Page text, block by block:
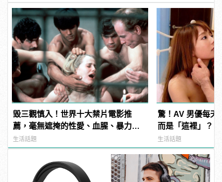
毀三觀慎入！世界十大禁片電影推
薦，毫無遮掩的性愛、血腥、暴力、
噁心到極致！ | manfashion這樣變型
男
生活話題
驚！AV 男優每天
而是「這裡」？ |
型男
生活話題